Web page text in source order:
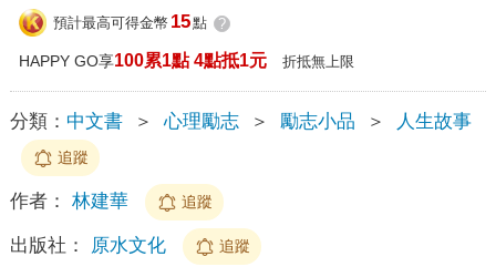
預計最高可得金幣 15點 ?
HAPPY GO享100累1點 4點抵1元 折抵無上限
分類： 中文書 ＞ 心理勵志 ＞ 勵志小品 ＞ 人生故事
追蹤
作者： 林建華 追蹤
出版社： 原水文化 追蹤